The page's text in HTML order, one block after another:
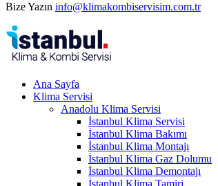
Bize Yazın info@klimakombiservisim.com.tr
Ana Sayfa
Klima Servisi
Anadolu Klima Servisi
İstanbul Klima Servisi
İstanbul Klima Bakımı
İstanbul Klima Montajı
İstanbul Klima Gaz Dolumu
İstanbul Klima Demontajı
İstanbul Klima Tamiri